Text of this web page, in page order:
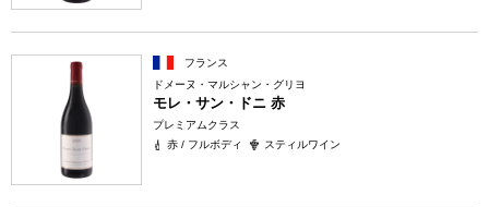
フランス
ドメーヌ・マルシャン・グリヨ
モレ・サン・ドニ 赤
プレミアムクラス
赤 / フルボディ
スティルワイン